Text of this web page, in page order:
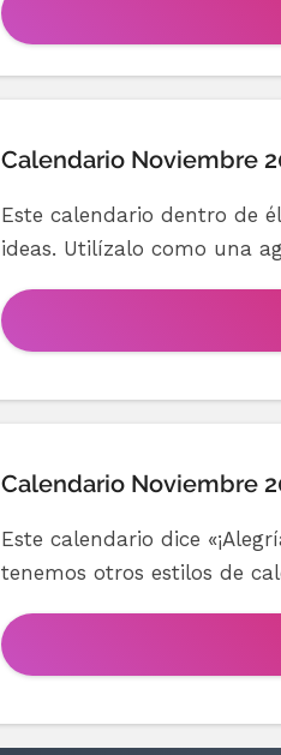
Calendario Noviembre
Este calendario dentro de
ideas. Utilízalo como una
Calendario Noviembre
Este calendario dice
tenemos otros estilos de